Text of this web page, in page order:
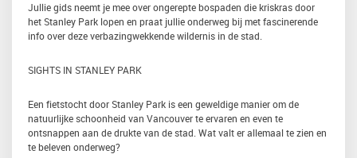
Jullie gids neemt je mee over ongerepte bospaden die kriskras door
het Stanley Park lopen en praat jullie onderweg bij met fascinerende
info over deze verbazingwekkende wildernis in de stad.
SIGHTS IN STANLEY PARK
Een fietstocht door Stanley Park is een geweldige manier om de
natuurlijke schoonheid van Vancouver te ervaren en even te
ontsnappen aan de drukte van de stad. Wat valt er allemaal te zien en
te beleven onderweg?